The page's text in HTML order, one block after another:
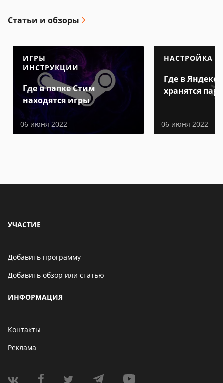
Статьи и обзоры
ИГРЫ
ИНСТРУКЦИИ
Где в папке Стим
находятся игры
06 июня 2022
НАСТРОЙКА
Где в Яндекс
хранятся
06 июня 2022
УЧАСТИЕ
Добавить программу
Добавить обзор или статью
ИНФОРМАЦИЯ
Контакты
Реклама